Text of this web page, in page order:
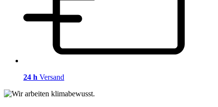
24 h Versand